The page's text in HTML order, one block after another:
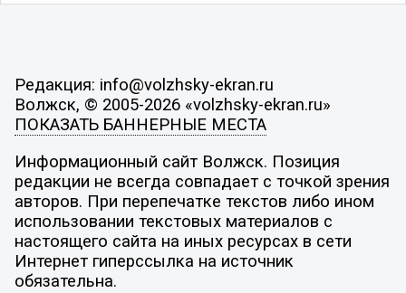
Редакция: info@volzhsky-ekran.ru
Волжск, © 2005-2026 «volzhsky-ekran.ru»
ПОКАЗАТЬ БАННЕРНЫЕ МЕСТА
Информационный сайт Волжск. Позиция
редакции не всегда совпадает с точкой зрения
авторов. При перепечатке текстов либо ином
использовании текстовых материалов с
настоящего сайта на иных ресурсах в сети
Интернет гиперссылка на источник
обязательна.